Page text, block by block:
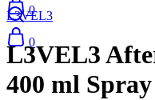
0
0
L3VEL3
L3VEL3
400 ml Spray